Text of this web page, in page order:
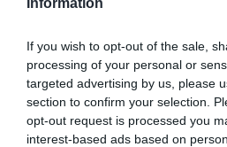
Information
If you wish to opt-out of the sale,
processing of your personal or
targeted advertising by us, please
section to confirm your selection.
opt-out request is processed you
interest-based ads based on
Accueil
La vie municipale
LES ÉLUS
C.R Conseils Municipaux